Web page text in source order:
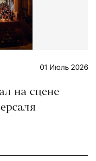
01 Июль 2026
на сцене